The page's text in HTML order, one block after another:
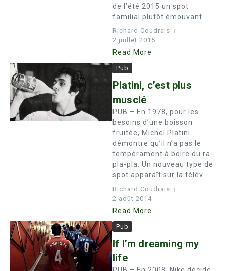
de l’été 2015 un spot
familial plutôt émouvant....
Richard Coudrais
2 juillet 2015
Read More
Pub
Platini, c’est plus
musclé
PUB – En 1978, pour les
besoins d’une boisson
fruitée, Michel Platini
démontre qu’il n’a pas le
tempérament à boire du ra-
pla-pla. Un nouveau type de
spot apparaît sur la télév...
Richard Coudrais
2 août 2014
Read More
Pub
If I’m dreaming my
life